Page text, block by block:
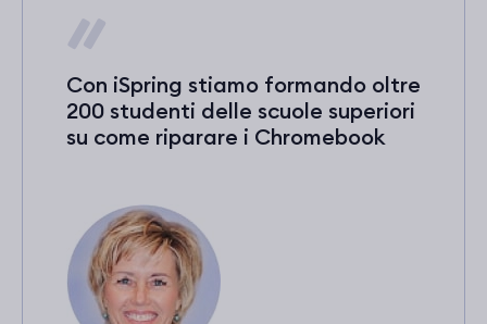
Con iSpring stiamo formando oltre
200 studenti delle scuole superiori
su come riparare i Chromebook